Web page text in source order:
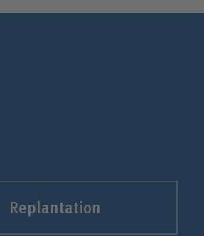
Replantation